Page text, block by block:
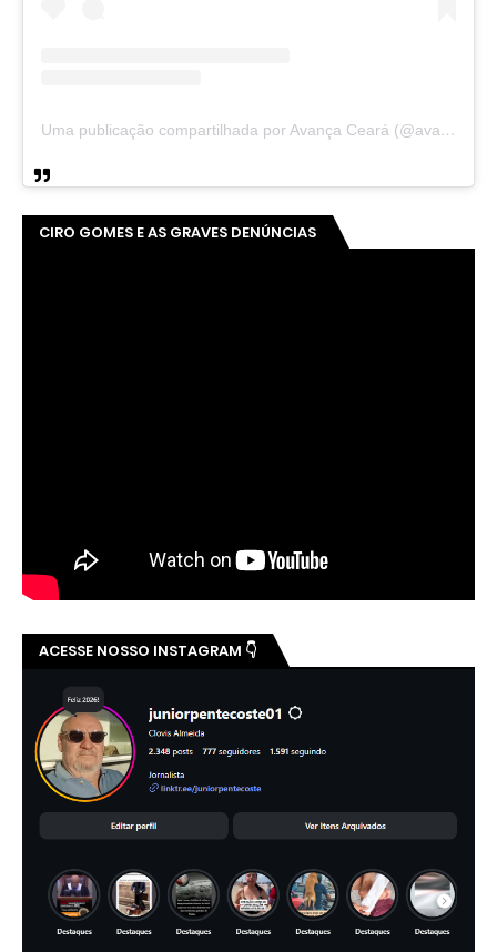
Uma publicação compartilhada por Avança Ceará (@avancaceara)
CIRO GOMES E AS GRAVES DENÚNCIAS
ACESSE NOSSO INSTAGRAM 👇